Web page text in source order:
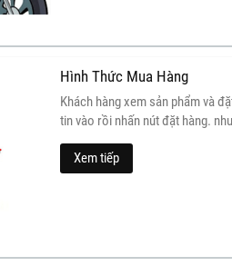
Hình Thức Mua Hàng
Khách hàng xem sản phẩm và
tin vào rồi nhấn nút đặt hàng.
thoại trực tiếp để được tư vấn và
Xem tiếp